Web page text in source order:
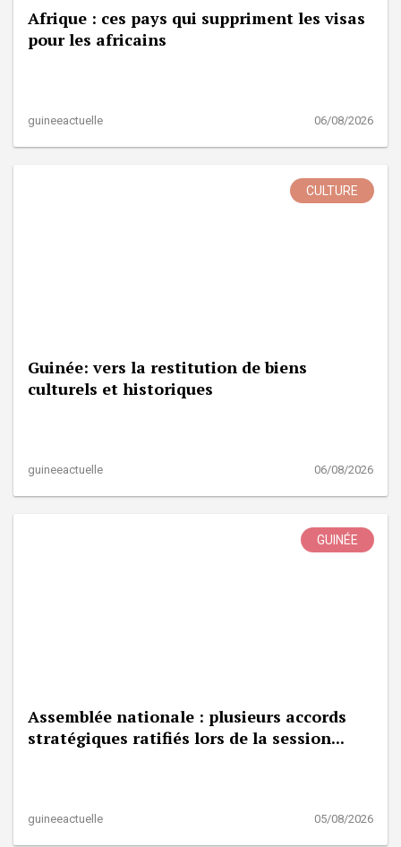
Afrique : ces pays qui suppriment les visas
pour les africains
guineeactuelle 06/08/2026
CULTURE
Guinée: vers la restitution de biens
culturels et historiques
guineeactuelle 06/08/2026
GUINÉE
Assemblée nationale : plusieurs accords
stratégiques ratifiés lors de la session...
guineeactuelle 05/08/2026